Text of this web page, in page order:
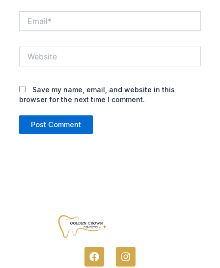
Save my name, email, and website in this
browser for the next time I comment.
F
A
I
N